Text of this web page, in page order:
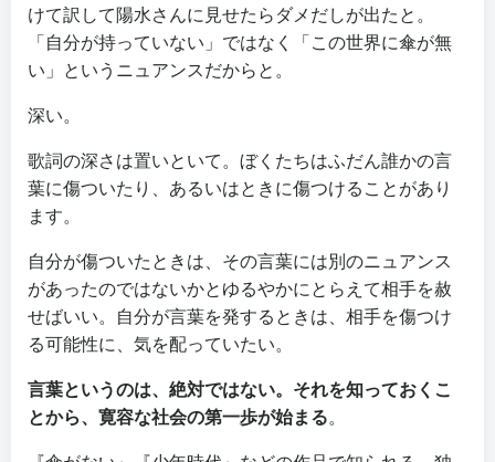
けて訳して陽水さんに見せたらダメだしが出たと。
「自分が持っていない」ではなく「この世界に傘が無
い」というニュアンスだからと。
深い。
歌詞の深さは置いといて。ぼくたちはふだん誰かの言
葉に傷ついたり、あるいはときに傷つけることがあり
ます。
自分が傷ついたときは、その言葉には別のニュアンス
があったのではないかとゆるやかにとらえて相手を赦
せばいい。自分が言葉を発するときは、相手を傷つけ
る可能性に、気を配っていたい。
言葉というのは、絶対ではない。それを知っておくこ
とから、寛容な社会の第一歩が始まる。